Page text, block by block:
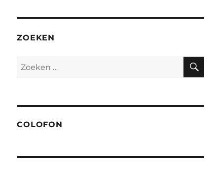
ZOEKEN
Zoeken
naar:
COLOFON